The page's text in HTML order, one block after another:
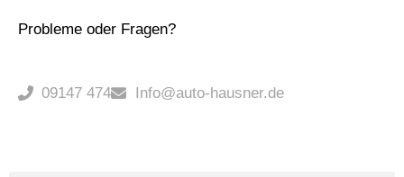
Probleme oder Fragen?
09147 474 Info@auto-hausner.de